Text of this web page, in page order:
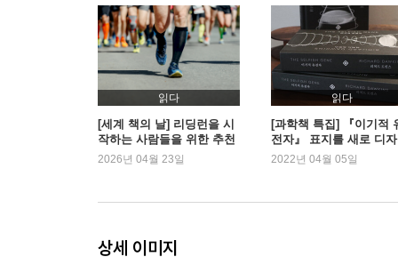
유성생식과 유전자의 정의
불멸의 유전자
노화 이론
4장. 유전자 기계
생존 기계의 시작
동물의 행동
5장. 공격 - 안정성과 이기적 기계
읽다
[세계 책의 날] 리딩런을 시
작하는 사람들을 위한 추천
책 | 예스24
2026년 04월 23일
읽다
[과학책 특집] 『이기적
전자』 표지를 새로 디
하기까지 - 워크룸 김형
2022년 04월 05일
상세 이미지